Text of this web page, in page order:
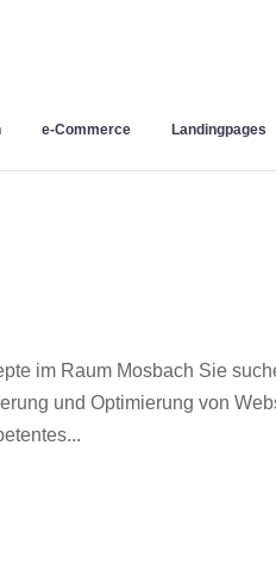
e-Commerce Landingpages
im Raum Mosbach Sie
und Optimierung von